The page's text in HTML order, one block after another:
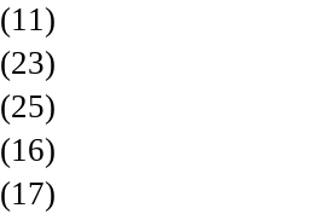
(11)
(23)
(25)
(16)
(17)